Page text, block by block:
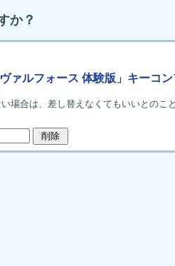
か？
ァルフォース 体験版」キーコ
場合は、差し替えなくてもいいとのこ